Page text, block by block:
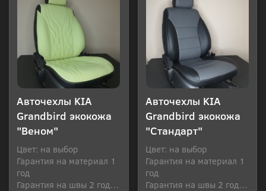
Авточехлы KIA
Grandbird экокожа
"Веном"
Цвет: на выбор
Гарантия на материал 1
год
Гарантия на швы 2 года
Авточехлы KIA
Grandbird экокожа
"Стандарт"
Цвет: на выбор
Гарантия на материал 1
год
Гарантия на швы 2 года